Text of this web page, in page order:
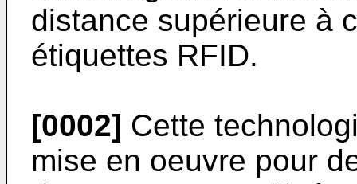
distance supérieure à
étiquettes RFID.
[0002] Cette
mise en oeuvre pour